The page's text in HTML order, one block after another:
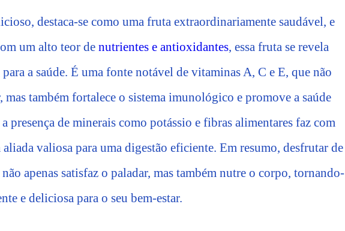
destaca-se como uma fruta extraordinariamente saudável, e
um alto teor de nutrientes e antioxidantes, essa fruta se revela
a saúde. É uma fonte notável de vitaminas A, C e E, que não
mas também fortalece o sistema imunológico e promove a saúde
presença de minerais como potássio e fibras alimentares faz com
aliada valiosa para uma digestão eficiente. Em resumo, desfrutar de
apenas satisfaz o paladar, mas também nutre o corpo, tornando-
e deliciosa para o seu bem-estar.